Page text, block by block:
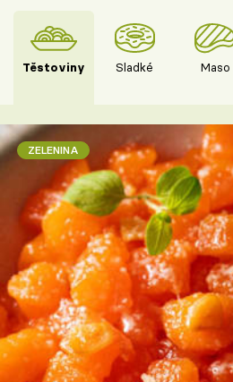
Těstoviny Sladké Maso
ZELENINA